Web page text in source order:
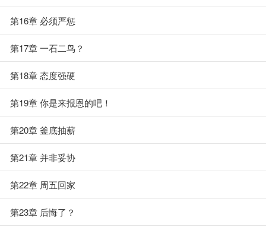
第16章 必须严惩
第17章 一石二鸟？
第18章 态度强硬
第19章 你是来报恩的吧！
第20章 釜底抽薪
第21章 并非妥协
第22章 周五回家
第23章 后悔了？